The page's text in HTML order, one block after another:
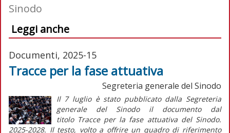
Sinodo
Leggi anche
Documenti, 2025-15
Tracce per la fase attuativa
Segreteria generale del Sinodo
Il 7 luglio è stato pubblicato dalla Segreteria
generale del Sinodo il documento dal
titolo Tracce per la fase attuativa del Sinodo.
2025-2028. Il testo, volto a offrire un quadro di riferimento